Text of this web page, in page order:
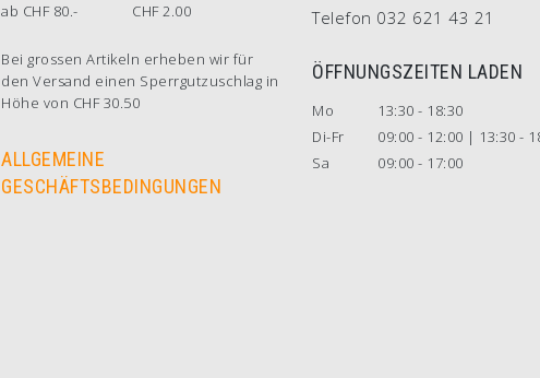
ab CHF 80.-
CHF 2.00
Bei grossen Artikeln erheben wir für
den Versand einen Sperrgutzuschlag in
Höhe von CHF 30.50
ALLGEMEINE
GESCHÄFTSBEDINGUNGEN
Telefon 032 621 43 21
ÖFFNUNGSZEITEN LADEN
Mo
13:30 - 18:30
Di-Fr
09:00 - 12:00 | 13:30 -
Sa
09:00 - 17:00